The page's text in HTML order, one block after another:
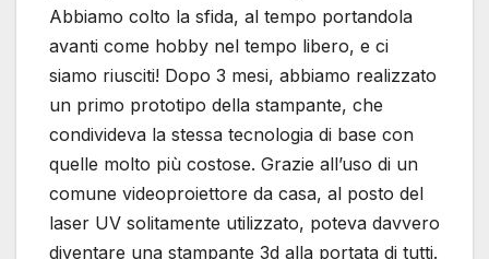
Abbiamo colto la sfida, al tempo portandola
avanti come hobby nel tempo libero, e ci
siamo riusciti! Dopo 3 mesi, abbiamo realizzato
un primo prototipo della stampante, che
condivideva la stessa tecnologia di base con
quelle molto più costose. Grazie all’uso di un
comune videoproiettore da casa, al posto del
laser UV solitamente utilizzato, poteva davvero
diventare una stampante 3d alla portata di tutti.